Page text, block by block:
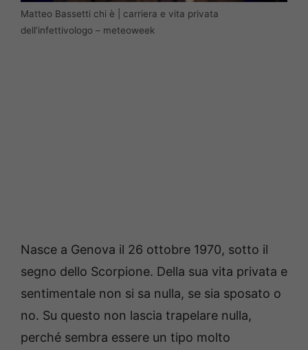
Matteo Bassetti chi è | carriera e vita privata
dell’infettivologo – meteoweek
Nasce a Genova il 26 ottobre 1970, sotto il
segno dello Scorpione. Della sua vita privata e
sentimentale non si sa nulla, se sia sposato o
no. Su questo non lascia trapelare nulla,
perché sembra essere un tipo molto